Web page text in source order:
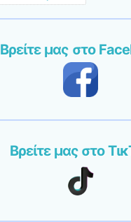
Βρείτε μας στο
Βρείτε μας στο